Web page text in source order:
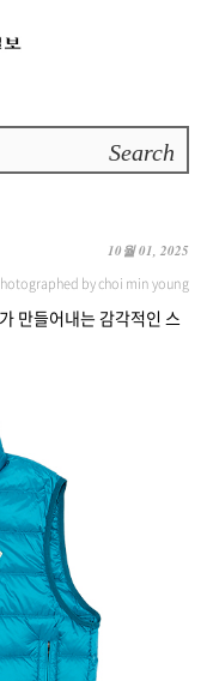
10월 01, 2025
by choi min young
만들어내는 감각적인 스